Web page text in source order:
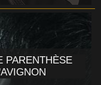
PARENTHÈSE